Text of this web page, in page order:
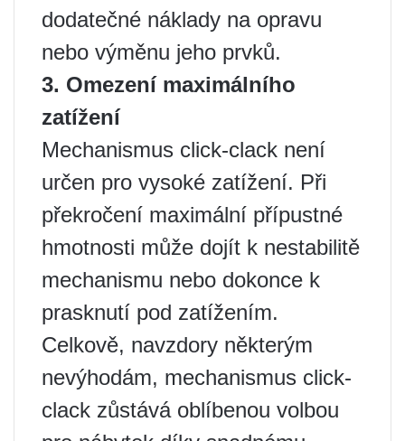
dodatečné náklady na opravu
nebo výměnu jeho prvků.
3. Omezení maximálního
zatížení
Mechanismus click-clack není
určen pro vysoké zatížení. Při
překročení maximální přípustné
hmotnosti může dojít k nestabilitě
mechanismu nebo dokonce k
prasknutí pod zatížením.
Celkově, navzdory některým
nevýhodám, mechanismus click-
clack zůstává oblíbenou volbou